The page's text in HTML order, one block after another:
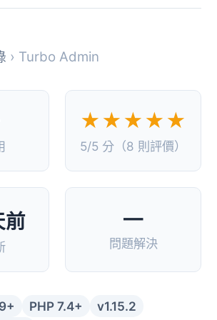
› Turbo Admin
★★★★★
5/5 分（8 則評價）
—
問題解決
PHP 7.4+
v1.15.2